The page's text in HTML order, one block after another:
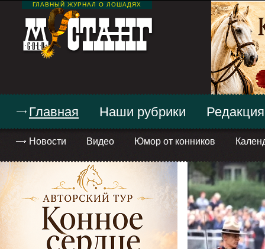
ГЛАВНЫЙ ЖУРНАЛ О ЛОШАДЯХ
Главная
Новости Видео Юмор от конников
Наши рубрики Редакция